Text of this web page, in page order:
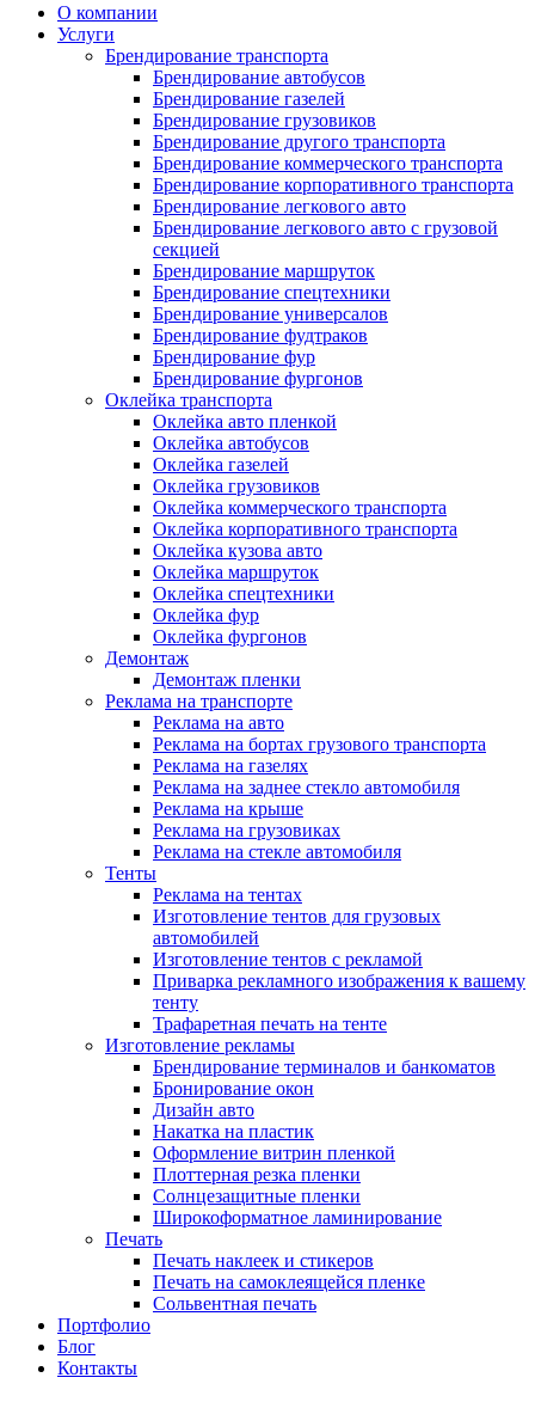
О компании
Услуги
Брендирование транспорта
Брендирование автобусов
Брендирование газелей
Брендирование грузовиков
Брендирование другого транспорта
Брендирование коммерческого транспорта
Брендирование корпоративного транспорта
Брендирование легкового авто
Брендирование легкового авто с грузовой
секцией
Брендирование маршруток
Брендирование спецтехники
Брендирование универсалов
Брендирование фудтраков
Брендирование фур
Брендирование фургонов
Оклейка транспорта
Оклейка авто пленкой
Оклейка автобусов
Оклейка газелей
Оклейка грузовиков
Оклейка коммерческого транспорта
Оклейка корпоративного транспорта
Оклейка кузова авто
Оклейка маршруток
Оклейка спецтехники
Оклейка фур
Оклейка фургонов
Демонтаж
Демонтаж пленки
Реклама на транспорте
Реклама на авто
Реклама на бортах грузового транспорта
Реклама на газелях
Реклама на заднее стекло автомобиля
Реклама на крыше
Реклама на грузовиках
Реклама на стекле автомобиля
Тенты
Реклама на тентах
Изготовление тентов для грузовых
автомобилей
Изготовление тентов с рекламой
Приварка рекламного изображения к вашему
тенту
Трафаретная печать на тенте
Изготовление рекламы
Брендирование терминалов и банкоматов
Бронирование окон
Дизайн авто
Накатка на пластик
Оформление витрин пленкой
Плоттерная резка пленки
Солнцезащитные пленки
Широкоформатное ламинирование
Печать
Печать наклеек и стикеров
Печать на самоклеящейся пленке
Сольвентная печать
Портфолио
Блог
Контакты